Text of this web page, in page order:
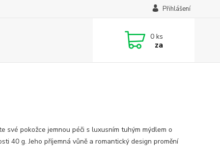
Přihlášení
0 ks
za
své pokožce jemnou péči s luxusním tuhým mýdlem o
40 g. Jeho příjemná vůně a romantický design promění